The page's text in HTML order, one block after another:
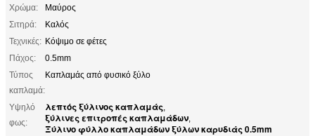
Χρώμα:
Μαύρος
Σιτηρά:
Καλός
Τεχνικές: Κόψιμο σε φέτες
Πάχος:
0.5mm
Τύπος
καπλαμά:
Καπλαμάς από φυσικό ξύλο
Υψηλό
φως:
λεπτός ξύλινος καπλαμάς,
ξύλινες επιτροπές καπλαμάδων,
Ξύλινο φύλλο καπλαμάδων ξύλων καρυδιάς 0.5mm